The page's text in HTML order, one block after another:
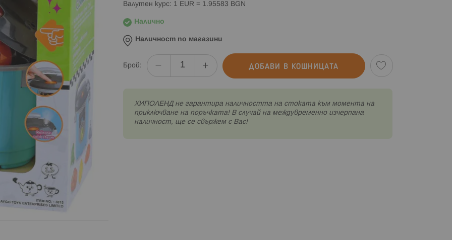
Валутен курс: 1 EUR = 1.95583 BGN
Налично
Наличност по магазини
Брой: ДОБАВИ В КОШНИЦАТА
XИПОЛЕНД не гарантира наличността на стоката към момента на
приключване на поръчката! В случай на междувременно изчерпана
наличност, ще се свържем с Вас!